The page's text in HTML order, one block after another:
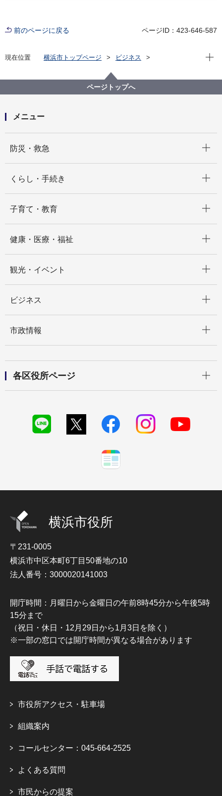
前のページに戻る ページID：423-646-587
現在位置 横浜市トップページ
ビジネス
平成２２年６月 市場月報
現在
ページトップへ
メニュー
防災・救急
くらし・手続き
子育て・教育
健康・医療・福祉
観光・イベント
ビジネス
市政情報
各区役所ページ
横浜市役所
〒231-0005
横浜市中区本町6丁目50番地の10
法人番号：3000020141003
開庁時間：月曜日から金曜日の午前8時45分から午後5時
15分まで
（祝日・休日・12月29日から1月3日を除く）
※一部の窓口では開庁時間が異なる場合があります
市役所アクセス・駐車場
組織案内
コールセンター：045-664-2525
よくある質問
市民からの提案